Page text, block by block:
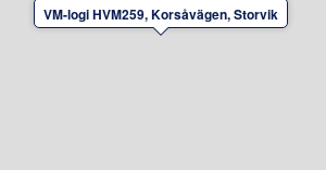
VM-logi HVM259, Korsåvägen, Storvik